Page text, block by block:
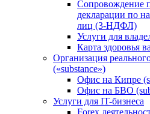
Сопровождение
декларации по
лиц (3-НДФЛ)
Услуги для
Карта здоровья
Организация
(«substance»)
Офис на Кипре
Офис на БВО
Услуги для IT-бизнеса
Forex